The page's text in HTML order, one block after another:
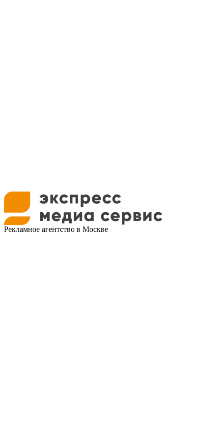
Рекламное агентство в Москве